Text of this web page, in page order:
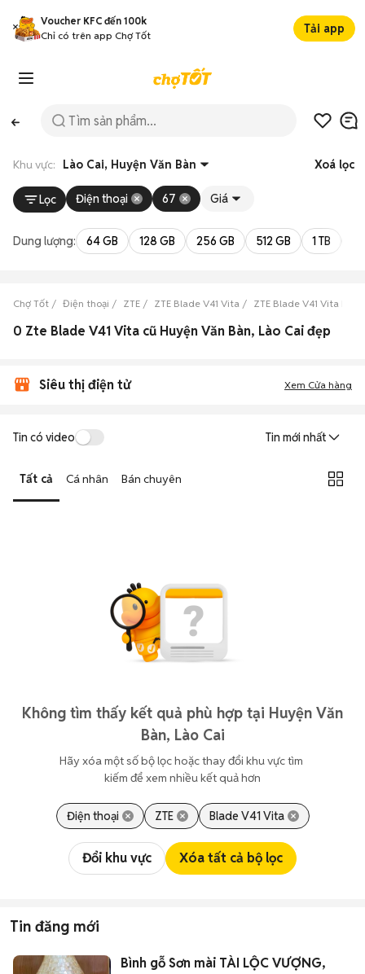
Voucher KFC đến 100k
Chỉ có trên app Chợ Tốt
Tải app
Khu vực: Lào Cai, Huyện Văn Bàn Xoá lọc
Lọc Điện thoại 67 Giá
Dung lượng: 64 GB 128 GB 256 GB 512 GB 1 TB
Chợ Tốt Điện thoại ZTE ZTE Blade V41 Vita ZTE Blade V41 Vita Lào
0 Zte Blade V41 Vita cũ Huyện Văn Bàn, Lào Cai đẹp
Siêu thị điện tử Xem Cửa hàng
Tin có video Tin mới nhất
Tất cả Cá nhân Bán chuyên
Không tìm thấy kết quả phù hợp tại Huyện Văn
Bàn, Lào Cai
Hãy xóa một số bộ lọc hoặc thay đổi khu vực tìm
kiếm để xem nhiều kết quả hơn
Điện thoại ZTE Blade V41 Vita
Đổi khu vực Xóa tất cả bộ lọc
Tin đăng mới
Bình gỗ Sơn mài TÀI LỘC VƯỢNG,